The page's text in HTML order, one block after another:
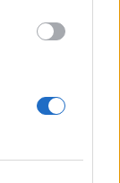
Info Privacy